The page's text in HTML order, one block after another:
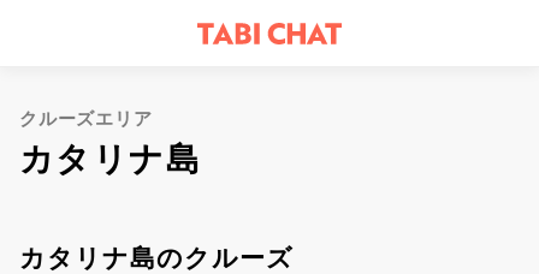
クルーズエリア
カタリナ島
カタリナ島のクルーズ